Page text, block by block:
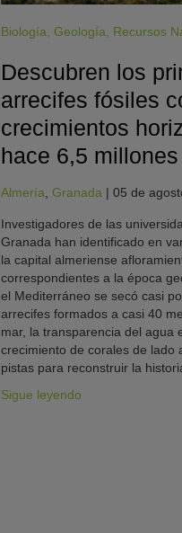
Biología, Geología, Recursos
Descubren los
arrecifes fósiles
crecimientos
hace 6,5
Almería, Granada| 05 de
Investigadores de las
Granada han identificado en
la capital almeriense
correspondientes a la época
el Mediterráneo se secó casi
arrecifes formados a casi 40
mar, la transparencia del agua
crecimiento de corales de lado
pistas para reconstruir la
Sigue leyendo